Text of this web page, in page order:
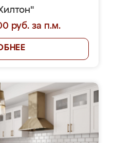
руб. за п.м.